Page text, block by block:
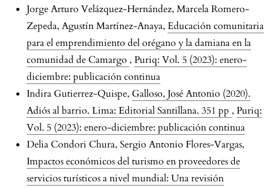
Jorge Arturo Velázquez-Hernández, Marcela Romero-
Zepeda, Agustín Martínez-Anaya, Educación comunitaria
para el emprendimiento del orégano y la damiana en la
comunidad de Camargo , Puriq: Vol. 5 (2023): enero-
diciembre: publicación continua
Indira Gutierrez-Quispe, Galloso, José Antonio (2020).
Adiós al barrio. Lima: Editorial Santillana. 351 pp , Puriq:
Vol. 5 (2023): enero-diciembre: publicación continua
Delia Condori Chura, Sergio Antonio Flores-Vargas,
Impactos económicos del turismo en proveedores de
servicios turísticos a nivel mundial: Una revisión